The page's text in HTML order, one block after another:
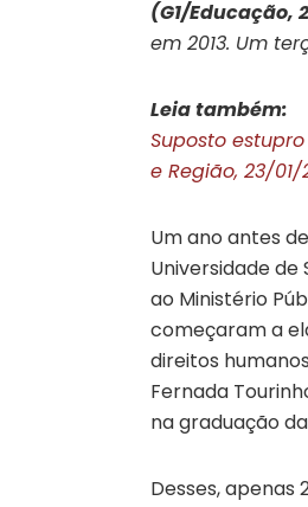
(G1/Educação,
em 2013. Um
Leia também:
Suposto
e Região, 23/01/
Um ano antes
Universidade de
ao Ministério
começaram a
direitos
Fernada
na graduação
Desses,